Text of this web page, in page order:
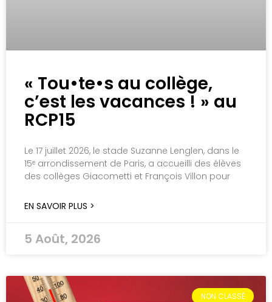
« Tou•te•s au collège,
c’est les vacances ! » au
RCP15
Le 17 juillet 2026, le stade Suzanne Lenglen, dans le
15ᵉ arrondissement de Paris, a accueilli des élèves
des collèges Giacometti et François Villon pour
EN SAVOIR PLUS >
5 Août, 2026
NON CLASSÉ